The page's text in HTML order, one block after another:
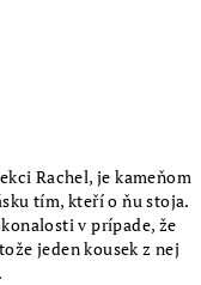
Rachel, je kameňom
tím, kteří o ňu stoja.
v prípade, že
jeden kousek z nej